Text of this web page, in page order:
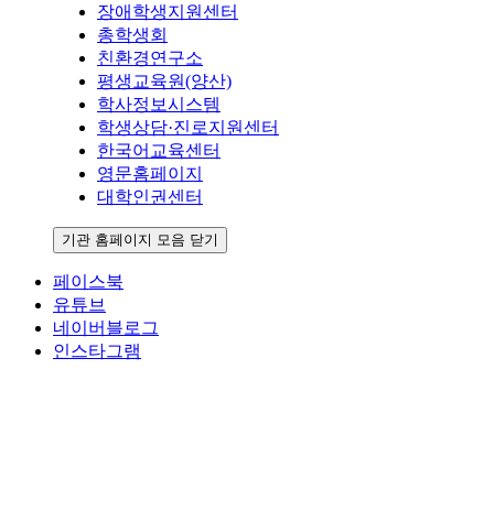
장애학생지원센터
총학생회
친환경연구소
평생교육원(양산)
학사정보시스템
학생상담·진로지원센터
한국어교육센터
영문홈페이지
대학인권센터
기관 홈페이지 모음 닫기
페이스북
유튜브
네이버블로그
인스타그램